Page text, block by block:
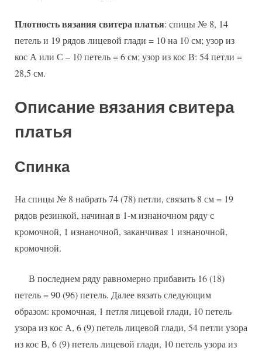
Плотность вязания свитера платья: спицы № 8, 14
петель и 19 рядов лицевой глади = 10 на 10 см; узор из
кос А или С – 10 петель = 6 см; узор из кос В: 54 петли =
28,5 см.
Описание вязания свитера
платья
Спинка
На спицы № 8 набрать 74 (78) петли, связать 8 см = 19
рядов резинкой, начиная в 1-м изнаночном ряду с
кромочной, 1 изнаночной, заканчивая 1 изнаночной,
кромочной.
В последнем ряду равномерно прибавить 16 (18)
петель = 90 (96) петель. Далее вязать следующим
образом: кромочная, 1 петля лицевой глади, 10 петель
узора из кос А, 6 (9) петель лицевой глади, 54 петли узора
из кос В, 6 (9) петель лицевой глади, 10 петель узора из